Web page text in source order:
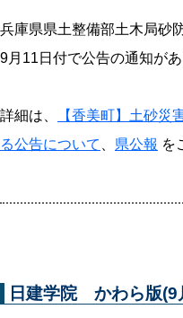
兵庫県県土整備部土木局砂
9月11日付で公告の通知が
詳細は、
【香美町】土砂災
る公告について
県公報 を
日建学院 かわら版(9